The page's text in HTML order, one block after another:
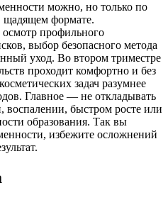
можно, но только по
щадящем формате.
профильного
выбор безопасного метода
уход. Во втором триместре
проходит комфортно и без
задач разумнее
Главное — не откладывать
воспалении, быстром росте или
образования. Так вы
избежите осложнений